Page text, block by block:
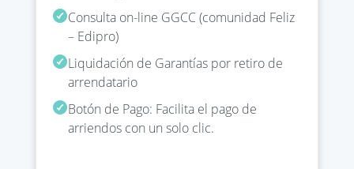
Consulta on-line GGCC (comunidad Feliz
– Edipro)
Liquidación de Garantías por retiro de
arrendatario
Botón de Pago: Facilita el pago de
arriendos con un solo clic.